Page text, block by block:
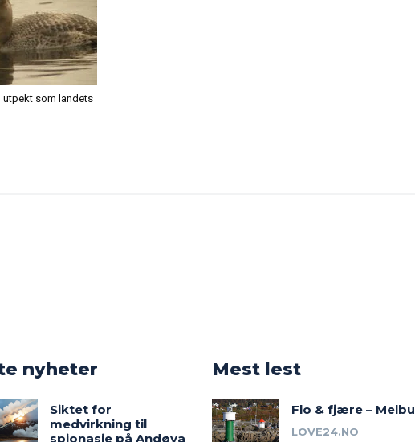
utpekt som landets
nyheter
Siktet for
medvirkning til
spionasje på Andøya
Mest lest
Flo & fjære – Melbu
LOVE24.NO